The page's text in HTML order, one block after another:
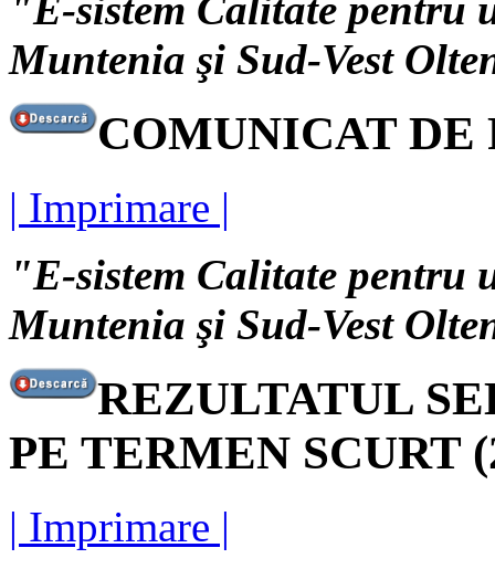
"E-sistem Calitate pentru
Muntenia şi Sud-Vest
COMUNICAT DE
| Imprimare |
"E-sistem Calitate pentru
Muntenia şi Sud-Vest
REZULTATUL
PE TERMEN SCURT
| Imprimare |